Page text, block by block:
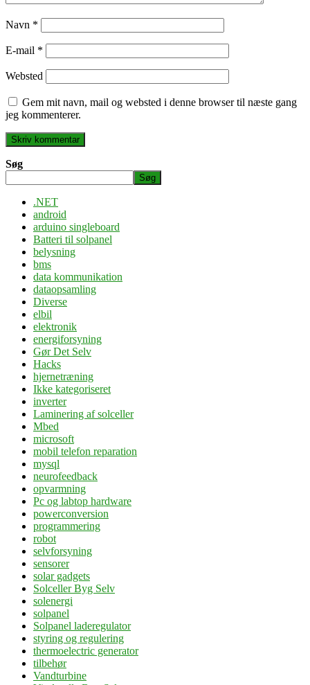
Navn *
E-mail *
Websted
Gem mit navn, mail og websted i denne browser til næste gang
jeg kommenterer.
Søg
Søg
.NET
android
arduino singleboard
Batteri til solpanel
belysning
bms
data kommunikation
dataopsamling
Diverse
elbil
elektronik
energiforsyning
Gør Det Selv
Hacks
hjernetræning
Ikke kategoriseret
inverter
Laminering af solceller
Mbed
microsoft
mobil telefon reparation
mysql
neurofeedback
opvarmning
Pc og labtop hardware
powerconversion
programmering
robot
selvforsyning
sensorer
solar gadgets
Solceller Byg Selv
solenergi
solpanel
Solpanel laderegulator
styring og regulering
thermoelectric generator
tilbehør
Vandturbine